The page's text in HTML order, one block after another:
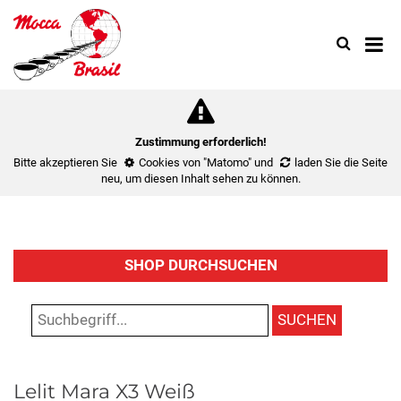
Zustimmung erforderlich!
Bitte akzeptieren Sie
Cookies von "Matomo" und
laden Sie die Seite
neu, um diesen Inhalt sehen zu können.
SearchUse
up
select
to
SHOP DURCHSUCHEN
SUCHEN
Lelit Mara X3 Weiß